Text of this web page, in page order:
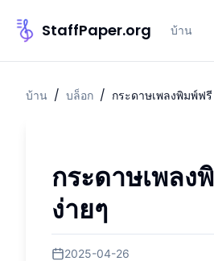
StaffPaper.org บ้าน
บ้าน / บล็อก / กระดาษเพลงพิมพ์ฟ
กระดาษเพลง
ง่ายๆ
2025-04-26